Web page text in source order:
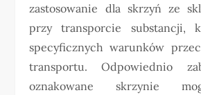
zastosowanie dla skrzyń ze
przy transporcie substancji,
specyficznych warunków
transportu. Odpowiednio
oznakowane skrzynie